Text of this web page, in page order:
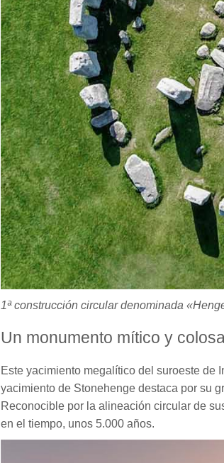
1ª construcción circular denominada
Un monumento mítico y
Este yacimiento megalítico del suroeste de
yacimiento de Stonehenge destaca por su
Reconocible por la alineación circular de
en el tiempo, unos 5.000 años.